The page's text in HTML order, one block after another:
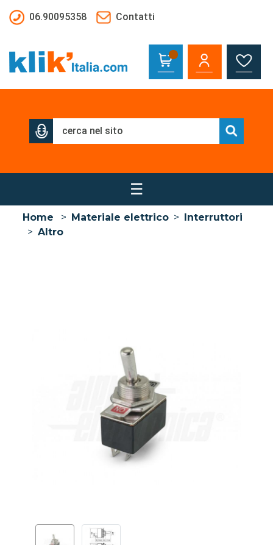
06.90095358
Contatti
☰
Home > Materiale elettrico > Interruttori
> Altro